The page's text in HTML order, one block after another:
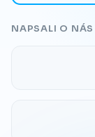
NAPSALI O NÁS